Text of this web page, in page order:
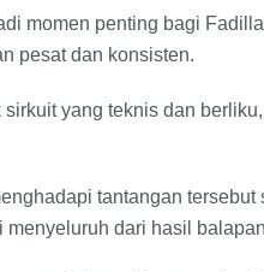
momen penting bagi
pesat dan konsisten.
yang teknis dan
tantangan
menyeluruh dari hasil